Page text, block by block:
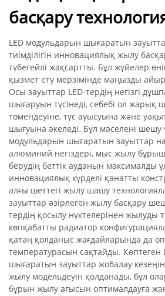
басқару
LED модульдарын шығаратын
тиімділігін инновациялық жылу
түбегейлі жақсартты. Бұл жүйелер
қызмет ету мерзімінде маңызды
Осы зауыттар LED-тердің негізгі
шығаруын түсінеді, себебі ол жарық
төмендеуіне, түс ауысуына және
шығуына әкеледі. Бұл мәселені шешу
модульдарын шығаратын зауыттар
алюминий негіздері, мыс жылу
берудің беттік ауданын максималды
инновациялық күрделі қанатты
алғы шеттегі жылу шашу
зауыттар әзірлеген жылу басқару
тердің қосылу нүктелерінен жылуды
көпқабатты радиатор
қатаң қолданыс жағдайларында да
температурасын сақтайды. Көптеген
шығаратын зауыттар жобалау
жылу модельдеуін қолданады, бұл
бұрын жылу ағысын оптималдауға